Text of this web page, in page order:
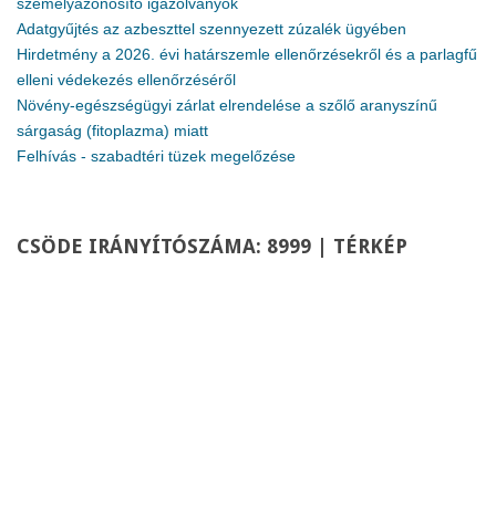
Adatgyűjtés az azbeszttel szennyezett zúzalék ügyében
Hirdetmény a 2026. évi határszemle ellenőrzésekről és a parlagfű
elleni védekezés ellenőrzéséről
Növény-egészségügyi zárlat elrendelése a szőlő aranyszínű
sárgaság (fitoplazma) miatt
Felhívás - szabadtéri tüzek megelőzése
CSÖDE IRÁNYÍTÓSZÁMA: 8999 | TÉRKÉP